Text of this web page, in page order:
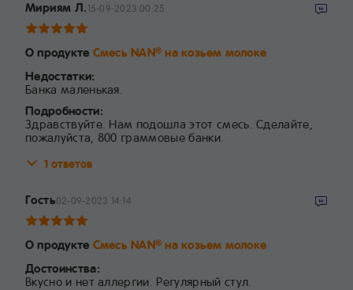
Мириям Л.15-09-2023 00:25
О продукте Смесь NAN® на козьем молоке
Недостатки:
Банка маленькая.
Подробности:
Здравствуйте. Нам подошла этот смесь. Сделайте,
пожалуйста, 800 граммовые банки.
1 ответов
Гость02-09-2023 14:14
О продукте Смесь NAN® на козьем молоке
Достоинства:
Вкусно и нет аллергии. Регулярный стул.